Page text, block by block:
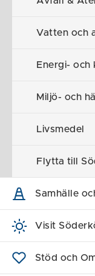
Vatten och
Energi- och
Miljö- och
Livsmedel
Flytta till
Samhälle
Visit
Stöd och
Alla e-